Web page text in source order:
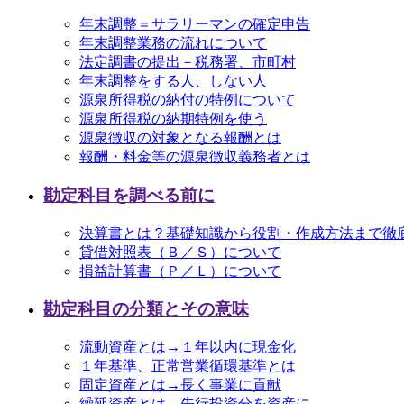
年末調整＝サラリーマンの確定申告
年末調整業務の流れについて
法定調書の提出－税務署、市町村
年末調整をする人、しない人
源泉所得税の納付の特例について
源泉所得税の納期特例を使う
源泉徴収の対象となる報酬とは
報酬・料金等の源泉徴収義務者とは
勘定科目を調べる前に
決算書とは？基礎知識から役割・作成方法まで徹
貸借対照表（Ｂ／Ｓ）について
損益計算書（Ｐ／Ｌ）について
勘定科目の分類とその意味
流動資産とは→１年以内に現金化
１年基準、正常営業循環基準とは
固定資産とは→長く事業に貢献